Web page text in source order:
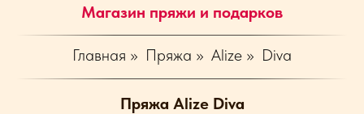
Магазин пряжи и подарков
Главная » Пряжа » Alize » Diva
Пряжа Alize Diva